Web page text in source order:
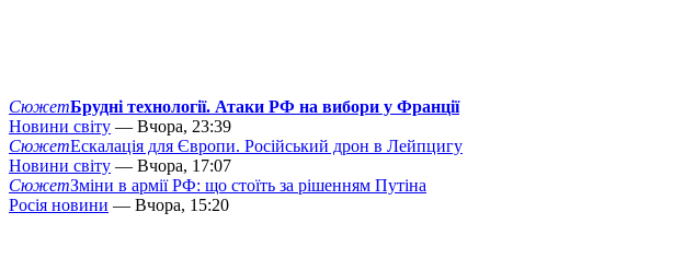
СюжетБрудні технології. Атаки РФ на вибори у Франції
Новини світу — Вчора, 23:39
СюжетЕскалація для Європи. Російський дрон в Лейпцигу
Новини світу — Вчора, 17:07
СюжетЗміни в армії РФ: що стоїть за рішенням Путіна
Росія новини — Вчора, 15:20